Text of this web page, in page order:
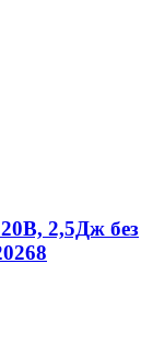
2,5Дж без